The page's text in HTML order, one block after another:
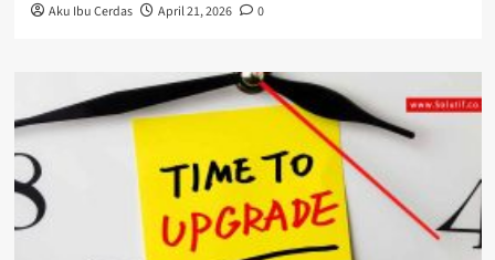
Aku Ibu Cerdas April 21, 2026 0